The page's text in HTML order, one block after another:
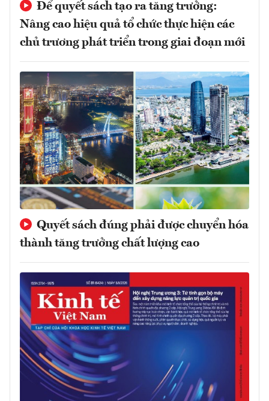
Để quyết sách tạo ra tăng trưởng:
Nâng cao hiệu quả tổ chức thực hiện các
chủ trương phát triển trong giai đoạn mới
Quyết sách đúng phải được chuyển hóa
thành tăng trưởng chất lượng cao